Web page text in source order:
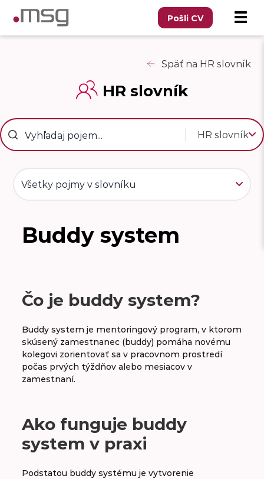
Pošli CV
Späť na HR slovník
HR slovník
HR slovník
Všetky pojmy v slovníku
B
P R S Š T U V W
Big five
Bossing
Brain drain
Buddy system
Čo je buddy system?
Buddy system je mentoringový program, v ktorom
skúsený zamestnanec (buddy) pomáha novému
kolegovi zorientovať sa v pracovnom prostredí
počas prvých týždňov alebo mesiacov v
zamestnaní.
Ako funguje buddy
system v praxi
Podstatou buddy systému je vytvorenie